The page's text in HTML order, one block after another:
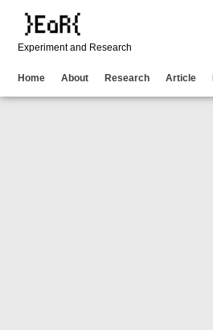
Experiment and Research
Home About Research Article